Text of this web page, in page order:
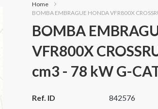
Home
BOMBA EMBRAGUE HONDA VFR800X
BOMBA
VFR800X
cm3 - 78 kW G-
Más
Ref. ID
842576